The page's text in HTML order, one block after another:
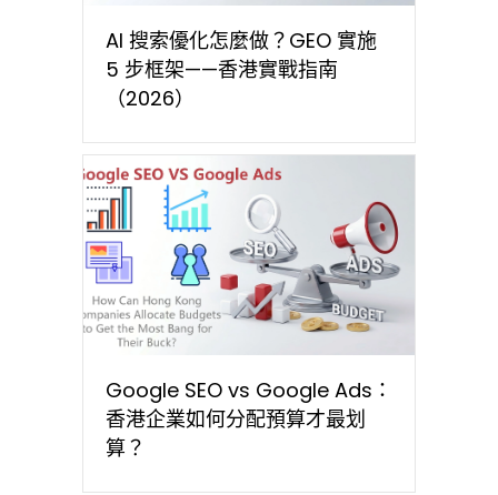
AI 搜索優化怎麼做？GEO 實施
5 步框架——香港實戰指南
（2026）
Google SEO vs Google Ads：
香港企業如何分配預算才最划
算？